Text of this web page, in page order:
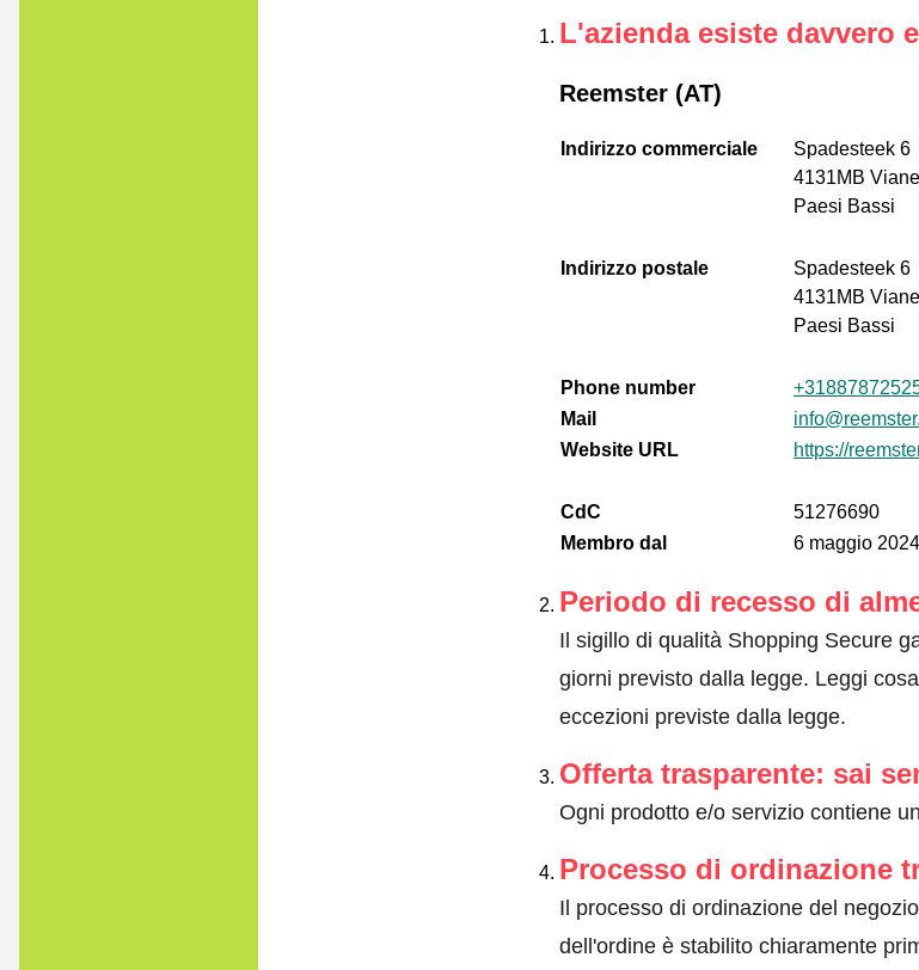
L'azienda esiste davvero
Reemster (AT)
Indirizzo commerciale
Spadesteek 6
4131MB
Paesi Bassi
Indirizzo postale
Spadesteek 6
4131MB
Paesi Bassi
Phone number
Mail
Website URL
https://
CdC
51276690
Membro dal
6 maggio 2024
Periodo di recesso di
Il sigillo di qualità Shopping Secure
giorni previsto dalla legge. Leggi
eccezioni previste dalla legge.
Offerta trasparente: sai
Ogni prodotto e/o servizio contiene
Processo di ordinazione
Il processo di ordinazione del
dell'ordine è stabilito chiaramente